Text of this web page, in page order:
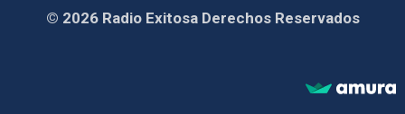
© 2026 Radio Exitosa Derechos Reservados